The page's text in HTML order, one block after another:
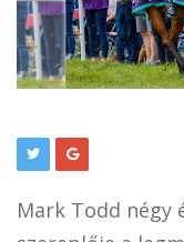
Mark Todd négy